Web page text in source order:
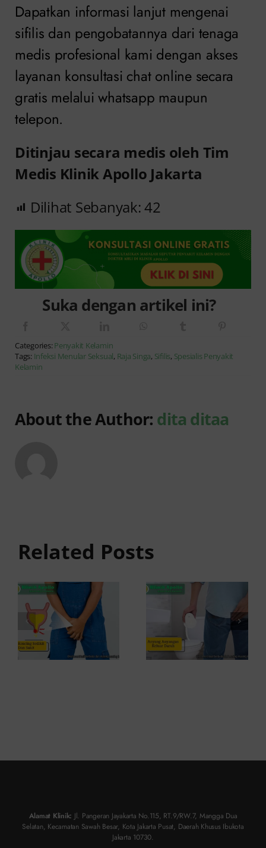
Dapatkan informasi lanjut mengenai
sifilis dan pengobatannya dari tenaga
medis profesional kami dengan akses
layanan konsultasi chat online secara
gratis melalui whatsapp maupun
telepon.
Ditinjau secara medis oleh Tim
Medis Klinik Apollo Jakarta
Dilihat Sebanyak:42
Suka dengan artikel ini?
Categories: Penyakit Kelamin
Tags: Infeksi Menular Seksual, Raja Singa, Sifilis, Spesialis Penyakit
Kelamin
About the Author: dita ditaa
Related Posts
dan Sakit:
Penyebab
dan Cara
Mengatasinya
Penyebab
dan Kapan
ke Dokter
Alamat Klinik: Jl. Pangeran Jayakarta No.115, RT.9/RW.7, Mangga Dua
Selatan, Kecamatan Sawah Besar, Kota Jakarta Pusat, Daerah Khusus Ibukota
Jakarta 10730.